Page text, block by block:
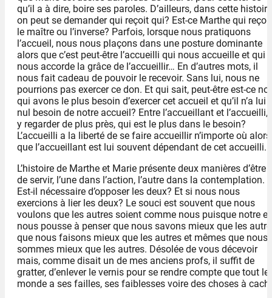
qu’il a à dire, boire ses paroles. D’ailleurs, dans cette
on peut se demander qui reçoit qui? Est-ce Marthe qui reçoit
le maître ou l’inverse? Parfois, lorsque nous pratiquons
l’accueil, nous nous plaçons dans une posture dominante
alors que c’est peut-être l’accueilli qui nous accueille et qui
nous accorde la grâce de l’accueillir… En d’autres mots, il
nous fait cadeau de pouvoir le recevoir. Sans lui, nous ne
pourrions pas exercer ce don. Et qui sait, peut-être est-ce
qui avons le plus besoin d’exercer cet accueil et qu’il n’a lui
nul besoin de notre accueil? Entre l’accueillant et l’accueilli,
y regarder de plus près, qui est le plus dans le besoin?
L’accueilli a la liberté de se faire accueillir n’importe où alors
que l’accueillant est lui souvent dépendant de cet accueilli.
L’histoire de Marthe et Marie présente deux manières d’être
de servir, l’une dans l’action, l’autre dans la contemplation.
Est-il nécessaire d’opposer les deux? Et si nous nous
exercions à lier les deux? Le souci est souvent que nous
voulons que les autres soient comme nous puisque notre
nous pousse à penser que nous savons mieux que les
que nous faisons mieux que les autres et mêmes que nous
sommes mieux que les autres. Désolée de vous décevoir
mais, comme disait un de mes anciens profs, il suffit de
gratter, d’enlever le vernis pour se rendre compte que tout le
monde a ses failles, ses faiblesses voire des choses à